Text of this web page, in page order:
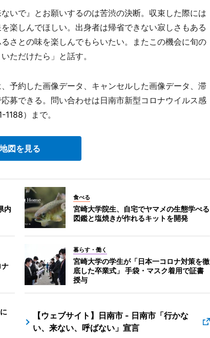
いで』とお願いするのは苦渋の決断。収束した際には
楽しんでほしい。出身者は帰省できない寂しさもある
さとの味を楽しんでもらいたい。またこの機会に旬の
ただけたら」と話す。
予約した画像データ、キャンセルした画像データ、滞
募できる。問い合わせは日南市新型コロナウイルス感
1188）まで。
地図を見る
内
食べる
宮崎大学院生、自宅でヤマメの生態学べる
図鑑と塩焼きが作れるキットを開発
暮らす・働く
宮崎大学の学生が「日本一コロナ対策を徹
底した卒業式」 手袋・マスク着用で証書
授与
【ウェブサイト】日南市 - 日南市「行かな
い、来ない、呼ばない」宣言